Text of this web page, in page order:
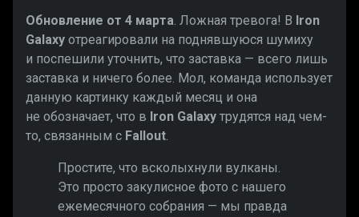
Обновление от 4 марта. Ложная тревога! В Iron
Galaxy отреагировали на поднявшуюся шумиху
и поспешили уточнить, что заставка — всего лишь
заставка и ничего более. Мол, команда использует
данную картинку каждый месяц и она
не обозначает, что в Iron Galaxy трудятся над чем-
то, связанным с Fallout.
Простите, что всколыхнули вулканы.
Это просто закулисное фото с нашего
ежемесячного собрания — мы правда